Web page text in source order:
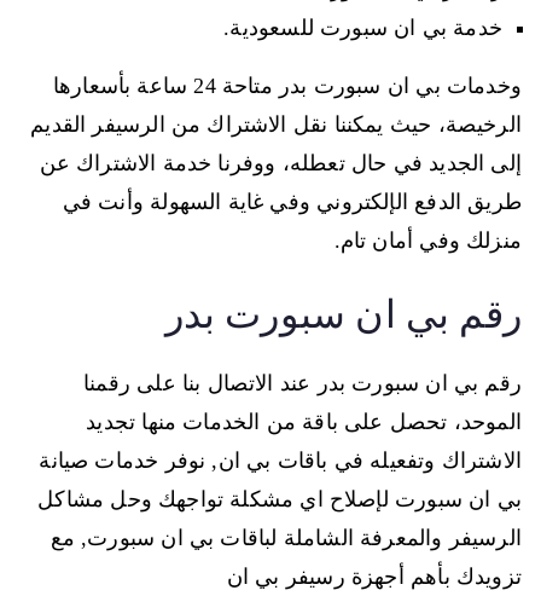
خدمة بي ان سبورت للسعودية.
وخدمات بي ان سبورت بدر متاحة 24 ساعة بأسعارها
الرخيصة، حيث يمكننا نقل الاشتراك من الرسيفر القديم
إلى الجديد في حال تعطله، ووفرنا خدمة الاشتراك عن
طريق الدفع الإلكتروني وفي غاية السهولة وأنت في
منزلك وفي أمان تام.
رقم بي ان سبورت بدر
رقم بي ان سبورت بدر عند الاتصال بنا على رقمنا
الموحد، تحصل على باقة من الخدمات منها تجديد
الاشتراك وتفعيله في باقات بي ان, نوفر خدمات صيانة
بي ان سبورت لإصلاح اي مشكلة تواجهك وحل مشاكل
الرسيفر والمعرفة الشاملة لباقات بي ان سبورت, مع
تزويدك بأهم أجهزة رسيفر بي ان